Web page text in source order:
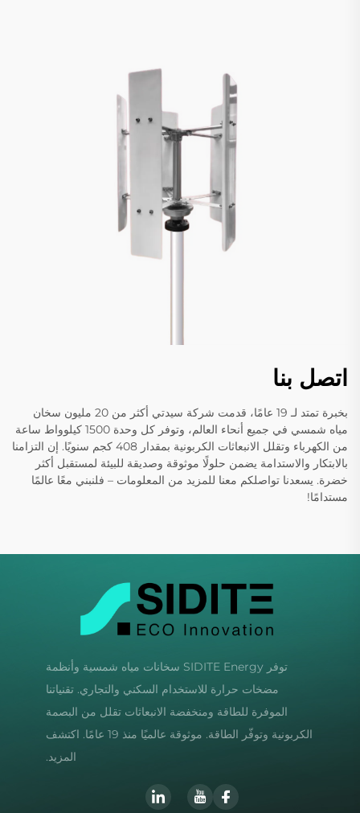
اتصل بنا
بخبرة تمتد لـ 19 عامًا، قدمت شركة سيدتي أكثر من 20 مليون سخان
مياه شمسي في جميع أنحاء العالم، وتوفر كل وحدة 1500 كيلوواط ساعة
من الكهرباء وتقلل الانبعاثات الكربونية بمقدار 408 كجم سنويًا. إن التزامنا
بالابتكار والاستدامة يضمن حلولًا موثوقة وصديقة للبيئة لمستقبل أكثر
خضرة. يسعدنا تواصلكم معنا للمزيد من المعلومات – فلنبني معًا عالمًا
مستدامًا!
توفر SIDITE Energy سخانات مياه شمسية وأنظمة
مضخات حرارة للاستخدام السكني والتجاري. تقنياتنا
الموفرة للطاقة ومنخفضة الانبعاثات تقلل من البصمة
الكربونية وتوفّر الطاقة. موثوقة عالميًا منذ 19 عامًا. اكتشف
المزيد.